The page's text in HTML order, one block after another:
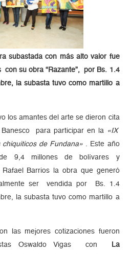
subastada con más alto valor fue
con su obra “Razante”, por Bs. 1.4
la subasta tuvo como martillo a
los amantes del arte se dieron cita
para participar en la «IX
de Fundana» . Este año
9,4 millones de bolívares y
Rafael Barrios la obra que generó
ser vendida por Bs. 1.4
la subasta tuvo como martillo a
las mejores cotizaciones fueron
Oswaldo Vigas con
La